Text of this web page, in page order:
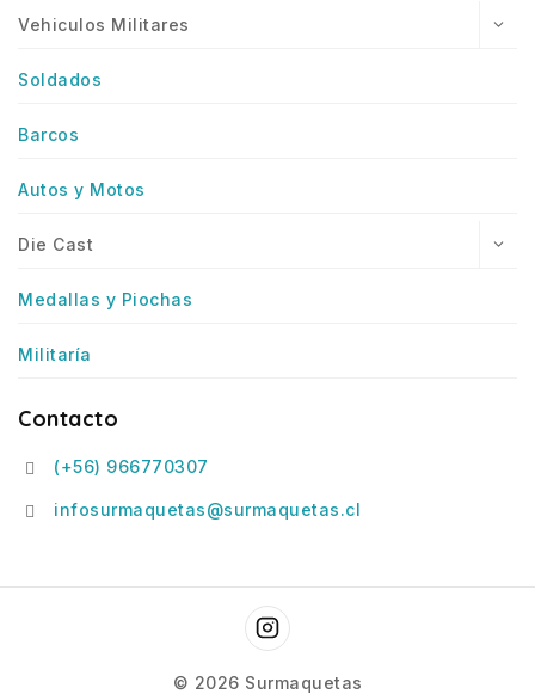
Vehiculos Militares
Soldados
Barcos
Autos y Motos
Die Cast
Medallas y Piochas
Militaría
Contacto
(+56) 966770307
infosurmaquetas@surmaquetas.cl
© 2026 Surmaquetas